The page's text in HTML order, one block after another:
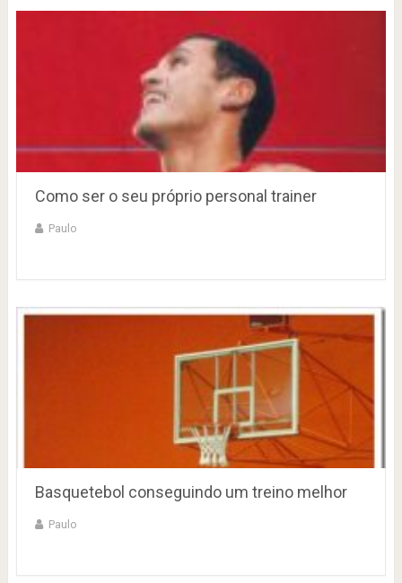
Como ser o seu próprio personal trainer
Paulo
Basquetebol conseguindo um treino melhor
Paulo